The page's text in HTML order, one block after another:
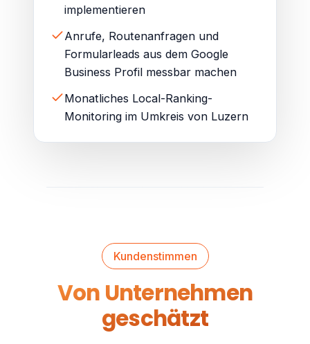
implementieren
Anrufe, Routenanfragen und
Formularleads aus dem Google
Business Profil messbar machen
Monatliches Local-Ranking-
Monitoring im Umkreis von Luzern
Kundenstimmen
Von Unternehmen
geschätzt